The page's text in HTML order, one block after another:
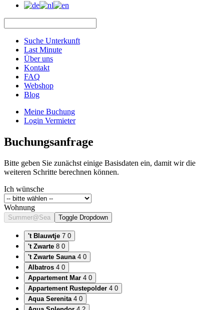
Suche Unterkunft
Last Minute
Über uns
Kontakt
FAQ
Webshop
Blog
Meine Buchung
Login Vermieter
Buchungsanfrage
Bitte geben Sie zunächst einige Basisdaten ein, damit wir die
weiteren Schritte berechnen können.
Ich wünsche
Wohnung
Summer@Sea Toggle Dropdown
't Blauwtje 7 0
't Zwarte 8 0
't Zwarte Sauna 4 0
Albatros 4 0
Appartement Mar 4 0
Appartement Rustepolder 4 0
Aqua Serenita 4 0